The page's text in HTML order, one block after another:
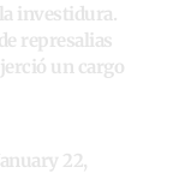
investidura.
represalias
un cargo
22,